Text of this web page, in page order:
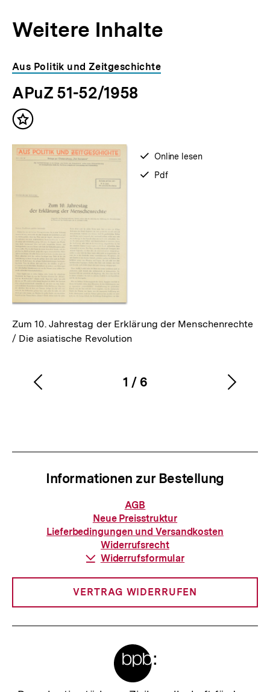
Weitere Inhalte
Inhaltskarousell
für
weitere
Inhalte
Inhaltskarussell
überspringen
Aus Politik und Zeitgeschichte
APuZ 51-52/1958
Inhalt
verfügbar
Online lesen
verfügbar
Pdf
Zum 10. Jahrestag der Erklärung der Menschenrechte
/ Die asiatische Revolution
Karussellinhalt
1
von
/ 6
Vorherigen
Informationen zur Bestellung
Informationen
zur
Bestellung
AGB
Neue Preisstruktur
Lieferbedingungen und Versandkosten
Widerrufsrecht
Download-
Widerrufsformular
VERTRAG WIDERRUFEN